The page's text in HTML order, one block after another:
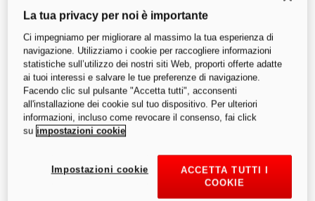
La tua privacy per noi è importante
Ci impegniamo per migliorare al massimo la tua esperienza di
navigazione. Utilizziamo i cookie per raccogliere informazioni
statistiche sull’utilizzo dei nostri siti Web, proporti offerte adatte
ai tuoi interessi e salvare le tue preferenze di navigazione.
Facendo clic sul pulsante "Accetta tutti", acconsenti
all'installazione dei cookie sul tuo dispositivo. Per ulteriori
informazioni, incluso come revocare il consenso, fai click
su impostazioni cookie
ACCETTA TUTTI I
COOKIE
Impostazioni cookie